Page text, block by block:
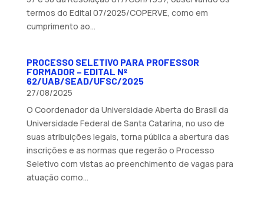
termos do Edital 07/2025/COPERVE, como em
cumprimento ao...
PROCESSO SELETIVO PARA PROFESSOR
FORMADOR – EDITAL Nº
62/UAB/SEAD/UFSC/2025
27/08/2025
O Coordenador da Universidade Aberta do Brasil da
Universidade Federal de Santa Catarina, no uso de
suas atribuições legais, torna pública a abertura das
inscrições e as normas que regerão o Processo
Seletivo com vistas ao preenchimento de vagas para
atuação como...